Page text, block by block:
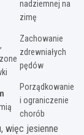
nadziemnej na
zimę
Zachowanie
zdrewniałych
pędów
Porządkowanie
i ograniczenie
chorób
więc jesienne